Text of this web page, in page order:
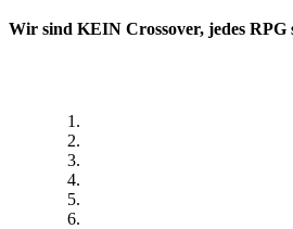
Wir sind KEIN Crossover, jedes RPG